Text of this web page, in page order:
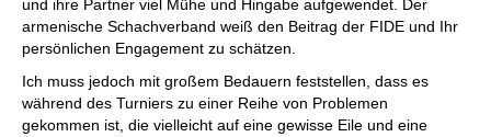
und ihre Partner viel Mühe und Hingabe aufgewendet. Der
armenische Schachverband weiß den Beitrag der FIDE und Ihr
persönlichen Engagement zu schätzen.
Ich muss jedoch mit großem Bedauern feststellen, dass es
während des Turniers zu einer Reihe von Problemen
gekommen ist, die vielleicht auf eine gewisse Eile und eine